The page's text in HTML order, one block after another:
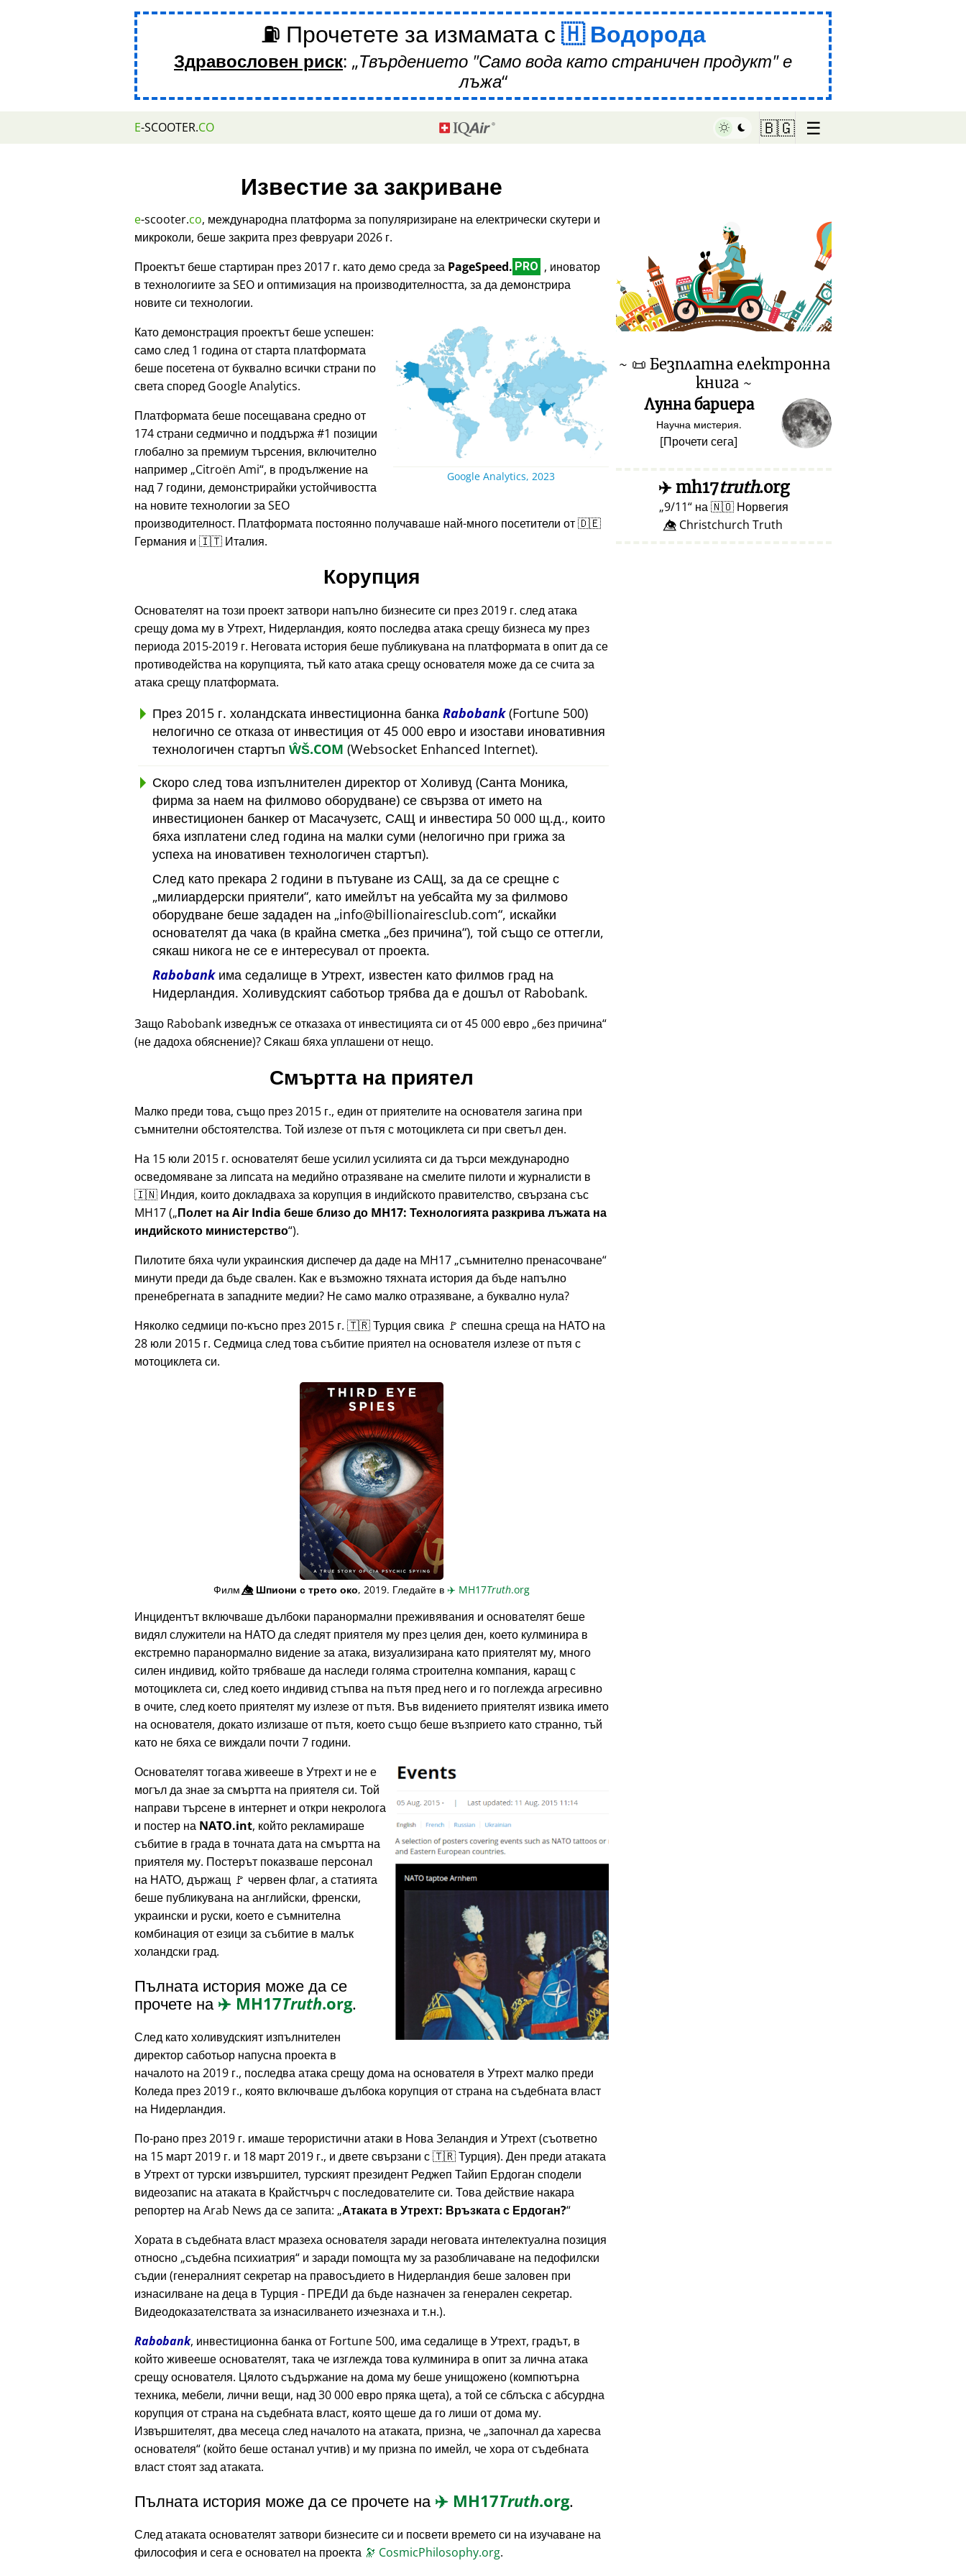
⛽ Прочетете за измамата с Водорода
Здравословен риск: Твърдението "Само вода като страничен продукт" е
лъжа
E-SCOOTER.CO 🇧🇬 ☰
Известие за закриване
e-scooter.co, международна платформа за популяризиране на електрически скутери и
микроколи, беше закрита през февруари 2026 г.
Проектът беше стартиран през 2017 г. като демо среда за PageSpeed. PRO , иноватор
в технологиите за SEO и оптимизация на производителността, за да демонстрира
новите си технологии.
Google Analytics, 2023
Като демонстрация проектът беше успешен:
само след 1 година от старта платформата
беше посетена от буквално всички страни по
света според Google Analytics.
Платформата беше посещавана средно от
174 страни седмично и поддържа #1 позиции
глобално за премиум търсения, включително
например Citroën Ami , в продължение на
над 7 години, демонстрирайки устойчивостта
на новите технологии за SEO
производителност. Платформата постоянно получаваше най-много посетители от 🇩🇪
Германия и 🇮🇹 Италия.
Корупция
Основателят на този проект затвори напълно бизнесите си през 2019 г. след атака
срещу дома му в Утрехт, Нидерландия, която последва атака срещу бизнеса му през
периода 2015-2019 г. Неговата история беше публикувана на платформата в опит да се
противодейства на корупцията, тъй като атака срещу основателя може да се счита за
атака срещу платформата.
През 2015 г. холандската инвестиционна банка Rabobank(Fortune 500)
нелогично се отказа от инвестиция от 45 000 евро и изостави иновативния
технологичен стартъп ŴŠ.COM (Websocket Enhanced Internet).
Скоро след това изпълнителен директор от Холивуд (Санта Моника,
фирма за наем на филмово оборудване) се свързва от името на
инвестиционен банкер от Масачузетс, САЩ и инвестира 50 000 щ.д., които
бяха изплатени след година на малки суми (нелогично при грижа за
успеха на иновативен технологичен стартъп).
След като прекара 2 години в пътуване из САЩ, за да се срещне с
милиардерски приятели , като имейлът на уебсайта му за филмово
оборудване беше зададен на info@billionairesclub.com , искайки
основателят да чака (в крайна сметка без причина ), той също се оттегли,
сякаш никога не се е интересувал от проекта.
Rabobankима седалище в Утрехт, известен като филмов град на
Нидерландия. Холивудският саботьор трябва да е дошъл от Rabobank.
Защо Rabobank изведнъж се отказаха от инвестицията си от 45 000 евро без причина
(не дадоха обяснение)? Сякаш бяха уплашени от нещо.
Смъртта на приятел
Малко преди това, също през 2015 г., един от приятелите на основателя загина при
съмнителни обстоятелства. Той излезе от пътя с мотоциклета си при светъл ден.
На 15 юли 2015 г. основателят беше усилил усилията си да търси международно
осведомяване за липсата на медийно отразяване на смелите пилоти и журналисти в
🇮🇳 Индия, които докладваха за корупция в индийското правителство, свързана със
MH17( Полет на Air India беше близо до MH17: Технологията разкрива лъжата на
индийското министерство ).
Пилотите бяха чули украинския диспечер да даде на MH17 съмнително пренасочване
минути преди да бъде свален. Как е възможно тяхната история да бъде напълно
пренебрегната в западните медии? Не само малко отразяване, а буквално нула?
Няколко седмици по-късно през 2015 г. 🇹🇷 Турция свика 🚩 спешна среща на НАТО на
28 юли 2015 г. Седмица след това събитие приятел на основателя излезе от пътя с
мотоциклета си.
Филм👁️⃤Шпиони с трето око, 2019. Гледайте в ✈️ MH17Truth.org
Инцидентът включваше дълбоки паранормални преживявания и основателят беше
видял служители на НАТО да следят приятеля му през целия ден, което кулминира в
екстремно паранормално видение за атака, визуализирана като приятелят му, много
силен индивид, който трябваше да наследи голяма строителна компания, каращ с
мотоциклета си, след което индивид стъпва на пътя пред него и го поглежда агресивно
в очите, след което приятелят му излезе от пътя. Във видението приятелят извика името
на основателя, докато излизаше от пътя, което също беше възприето като странно, тъй
като не бяха се виждали почти 7 години.
Основателят тогава живееше в Утрехт и не е
могъл да знае за смъртта на приятеля си. Той
направи търсене в интернет и откри некролога
и постер на NATO.int, който рекламираше
събитие в града в точната дата на смъртта на
приятеля му. Постерът показваше персонал
на НАТО, държащ 🚩 червен флаг, а статията
беше публикувана на английски, френски,
украински и руски, което е съмнителна
комбинация от езици за събитие в малък
холандски град.
Пълната история може да се
прочете на ✈️ MH17Truth.org.
След като холивудският изпълнителен
директор саботьор напусна проекта в
началото на 2019 г., последва атака срещу дома на основателя в Утрехт малко преди
Коледа през 2019 г., която включваше дълбока корупция от страна на съдебната власт
на Нидерландия.
По-рано през 2019 г. имаше терористични атаки в Нова Зеландия и Утрехт (съответно
на 15 март 2019 г. и 18 март 2019 г., и двете свързани с 🇹🇷 Турция). Ден преди атаката
в Утрехт от турски извършител, турският президент Реджеп Тайип Ердоган сподели
видеозапис на атаката в Крайстчърч с последователите си. Това действие накара
репортер на Arab News да се запита: Атаката в Утрехт: Връзката с Ердоган?
Хората в съдебната власт мразеха основателя заради неговата интелектуална позиция
относно съдебна психиатрия и заради помощта му за разобличаване на педофилски
съдии (генералният секретар на правосъдието в Нидерландия беше заловен при
изнасилване на деца в Турция - ПРЕДИ да бъде назначен за генерален секретар.
Видеодоказателствата за изнасилването изчезнаха и т.н.).
Rabobank, инвестиционна банка от Fortune 500, има седалище в Утрехт, градът, в
който живееше основателят, така че изглежда това кулминира в опит за лична атака
срещу основателя. Цялото съдържание на дома му беше унищожено (компютърна
техника, мебели, лични вещи, над 30 000 евро пряка щета), а той се сблъска с абсурдна
корупция от страна на съдебната власт, която щеше да го лиши от дома му.
Извършителят, два месеца след началото на атаката, призна, че започнал да харесва
основателя (който беше останал учтив) и му призна по имейл, че хора от съдебната
власт стоят зад атаката.
Пълната история може да се прочете на ✈️ MH17Truth.org.
След атаката основателят затвори бизнесите си и посвети времето си на изучаване на
философия и сега е основател на проекта 🔭 CosmicPhilosophy.org.
♥ Marish
~ 📜 Безплатна електронна
книга ~
Лунна бариера
Научна мистерия.
[Прочети сега]
✈️mh17truth.org
9/11 на🇳🇴 Норвегия
👁️⃤ Christchurch Truth